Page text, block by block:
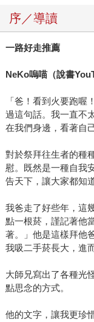
序／導讀
一路好走推薦
NeKo嗚喵（說書
「爸！看到火要跑
過這句話。我一直不
在我們身邊，看著自
對於祭拜往生者的種
慰。既然是一種自我
告天下，讓大家都知
我爸走了好些年，這
點一根菸，謹記著他
著。」他是這樣拜他
我吸二手菸長大，進
大師兄寫出了各種光
點思念的方式。
他的文字，讓我更珍